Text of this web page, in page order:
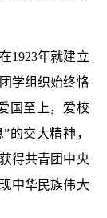
1923年就建立
学组织始终恪
国至上，爱校
的交大精神，
得共青团中央
中华民族伟大